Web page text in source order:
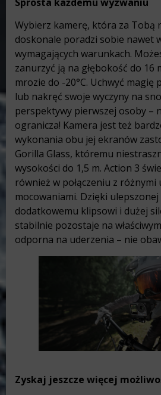
Wybierz kamerę, która za Tobą
doskonale poradzi sobie nawet
wymagających warunkach.
zanurzyć ją na głębokość do 16
mrozie do -20°C. Uchwyć magię
lub nakręć swoje wyczyny na
perspektywy pierwszej osoby –
ogranicza! Kamera jest też
wykonania obu jej ekranów
Gorilla Glass, któremu
wysokości do 1,5 m. Action 3
również w połączeniu z różnymi
mocowaniami. Dzięki
dodatkowemu klipsowi i dużej
stabilnie pozostaje na
odporna na uderzenia – nie
Zyskaj jeszcze więcej